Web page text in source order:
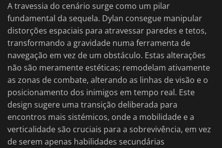
A travessia do cenário surge como um pilar
fundamental da sequela. Dylan consegue manipular
distorções espaciais para atravessar paredes e tetos,
transformando a gravidade numa ferramenta de
navegação em vez de um obstáculo. Estas alterações
não são meramente estéticas; remodelam ativamente
as zonas de combate, alterando as linhas de visão e o
posicionamento dos inimigos em tempo real. Este
design sugere uma transição deliberada para
encontros mais sistémicos, onde a mobilidade e a
verticalidade são cruciais para a sobrevivência, em vez
de serem apenas habilidades secundárias